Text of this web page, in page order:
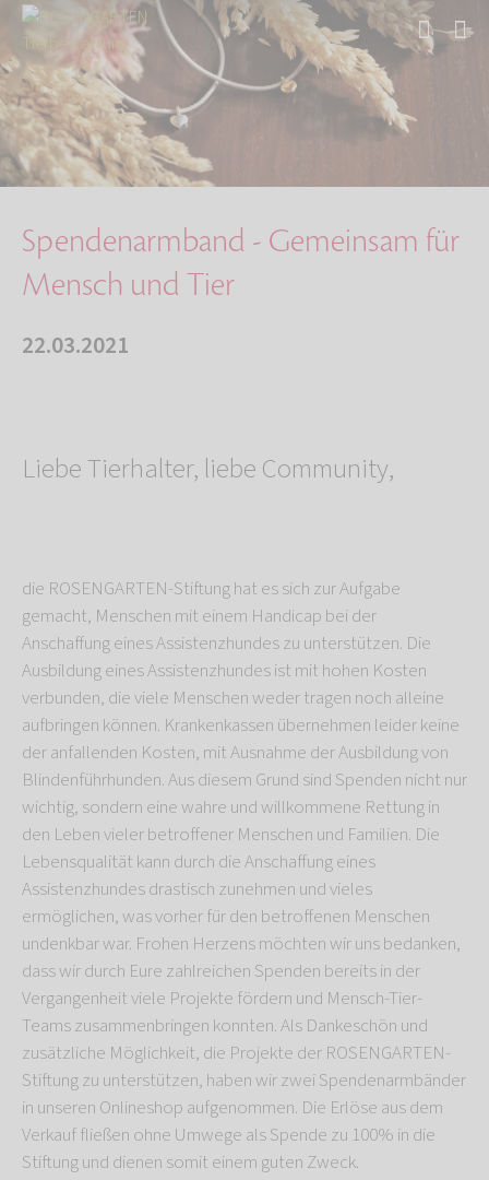
Start Über uns
Aktuelles
Spendenarmband - Gemeinsam für Mensch und Tie…
Spendenarmband - Gemeinsam für
Mensch und Tier
22.03.2021
Liebe Tierhalter, liebe Community,
die ROSENGARTEN-Stiftung hat es sich zur Aufgabe
gemacht, Menschen mit einem Handicap bei der
Anschaffung eines Assistenzhundes zu unterstützen. Die
Ausbildung eines Assistenzhundes ist mit hohen Kosten
verbunden, die viele Menschen weder tragen noch alleine
aufbringen können. Krankenkassen übernehmen leider keine
der anfallenden Kosten, mit Ausnahme der Ausbildung von
Blindenführhunden. Aus diesem Grund sind Spenden nicht nur
wichtig, sondern eine wahre und willkommene Rettung in
den Leben vieler betroffener Menschen und Familien. Die
Lebensqualität kann durch die Anschaffung eines
Assistenzhundes drastisch zunehmen und vieles
ermöglichen, was vorher für den betroffenen Menschen
undenkbar war. Frohen Herzens möchten wir uns bedanken,
dass wir durch Eure zahlreichen Spenden bereits in der
Vergangenheit viele Projekte fördern und Mensch-Tier-
Teams zusammenbringen konnten. Als Dankeschön und
zusätzliche Möglichkeit, die Projekte der ROSENGARTEN-
Stiftung zu unterstützen, haben wir zwei Spendenarmbänder
in unseren Onlineshop aufgenommen. Die Erlöse aus dem
Verkauf fließen ohne Umwege als Spende zu 100% in die
Stiftung und dienen somit einem guten Zweck.